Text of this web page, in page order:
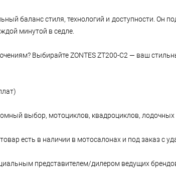
баланс стиля, технологий и доступности.
минутой в седле.
Выбирайте ZONTES ZT200-C2 — ваш
выбор, мотоциклов, квадроциклов,
есть в наличии в мотосалонах и под заказ с
прeдставителeм/дилepoм ведущих